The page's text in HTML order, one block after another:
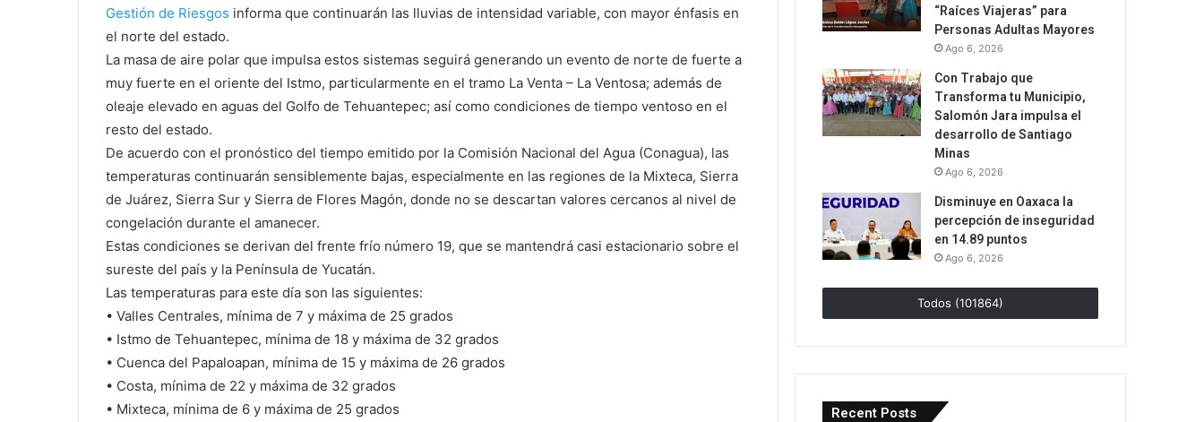
Gestión de Riesgos informa que continuarán las lluvias de intensidad variable, con mayor énfasis en
el norte del estado.
La masa de aire polar que impulsa estos sistemas seguirá generando un evento de norte de fuerte a
muy fuerte en el oriente del Istmo, particularmente en el tramo La Venta – La Ventosa; además de
oleaje elevado en aguas del Golfo de Tehuantepec; así como condiciones de tiempo ventoso en el
resto del estado.
De acuerdo con el pronóstico del tiempo emitido por la Comisión Nacional del Agua (Conagua), las
temperaturas continuarán sensiblemente bajas, especialmente en las regiones de la Mixteca, Sierra
de Juárez, Sierra Sur y Sierra de Flores Magón, donde no se descartan valores cercanos al nivel de
congelación durante el amanecer.
Estas condiciones se derivan del frente frío número 19, que se mantendrá casi estacionario sobre el
sureste del país y la Península de Yucatán.
Las temperaturas para este día son las siguientes:
• Valles Centrales, mínima de 7 y máxima de 25 grados
• Istmo de Tehuantepec, mínima de 18 y máxima de 32 grados
• Cuenca del Papaloapan, mínima de 15 y máxima de 26 grados
• Costa, mínima de 22 y máxima de 32 grados
• Mixteca, mínima de 6 y máxima de 25 grados
“Raíces Viajeras” para
Personas Adultas Mayores
Ago 6, 2026
Con Trabajo que
Transforma tu Municipio,
Salomón Jara impulsa el
desarrollo de Santiago
Minas
Ago 6, 2026
Disminuye en Oaxaca la
percepción de inseguridad
en 14.89 puntos
Ago 6, 2026
Todos (101864)
Recent Posts